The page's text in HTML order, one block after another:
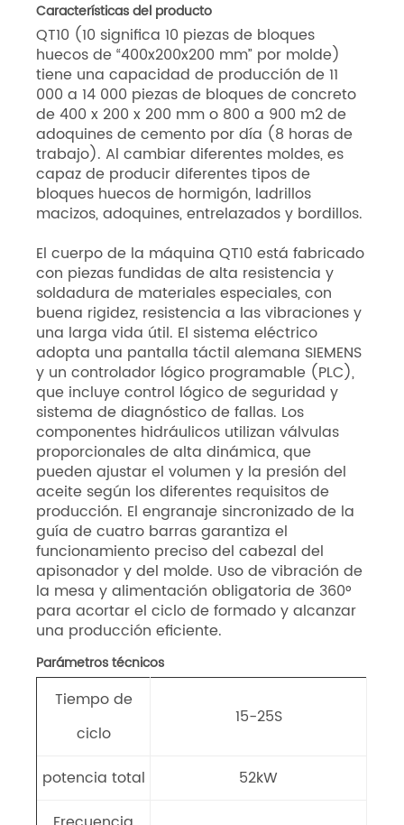
Características del producto
QT10 (10 significa 10 piezas de bloques
huecos de “400x200x200 mm” por molde)
tiene una capacidad de producción de 11
000 a 14 000 piezas de bloques de concreto
de 400 x 200 x 200 mm o 800 a 900 m2 de
adoquines de cemento por día (8 horas de
trabajo). Al cambiar diferentes moldes, es
capaz de producir diferentes tipos de
bloques huecos de hormigón, ladrillos
macizos, adoquines, entrelazados y bordillos.
El cuerpo de la máquina QT10 está fabricado
con piezas fundidas de alta resistencia y
soldadura de materiales especiales, con
buena rigidez, resistencia a las vibraciones y
una larga vida útil. El sistema eléctrico
adopta una pantalla táctil alemana SIEMENS
y un controlador lógico programable (PLC),
que incluye control lógico de seguridad y
sistema de diagnóstico de fallas. Los
componentes hidráulicos utilizan válvulas
proporcionales de alta dinámica, que
pueden ajustar el volumen y la presión del
aceite según los diferentes requisitos de
producción. El engranaje sincronizado de la
guía de cuatro barras garantiza el
funcionamiento preciso del cabezal del
apisonador y del molde. Uso de vibración de
la mesa y alimentación obligatoria de 360°
para acortar el ciclo de formado y alcanzar
una producción eficiente.
Parámetros técnicos
Tiempo de
ciclo
15-25S
potencia total
52kW